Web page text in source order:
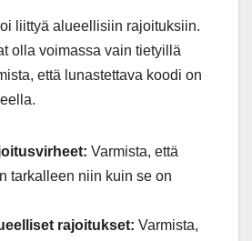
liittyä alueellisiin rajoituksiin.
olla voimassa vain tietyillä
että lunastettava koodi on
Varmista, että
tarkalleen niin kuin se on
rajoitukset: Varmista,